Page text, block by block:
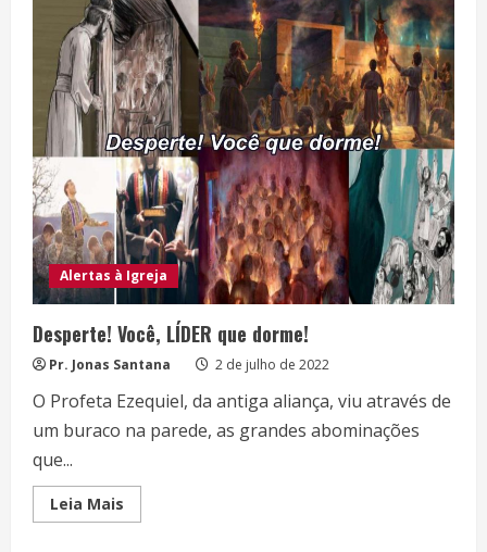
que
dorme!
Alertas à Igreja
Desperte! Você, LÍDER que dorme!
Pr. Jonas Santana 2 de julho de 2022
O Profeta Ezequiel, da antiga aliança, viu através de
um buraco na parede, as grandes abominações
que...
Leia Mais
more